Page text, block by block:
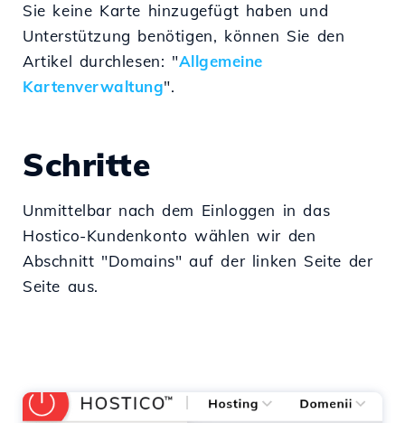
Sie keine Karte hinzugefügt haben und
Unterstützung benötigen, können Sie den
Artikel durchlesen: "Allgemeine
Kartenverwaltung".
Schritte
Unmittelbar nach dem Einloggen in das
Hostico-Kundenkonto wählen wir den
Abschnitt "Domains" auf der linken Seite der
Seite aus.